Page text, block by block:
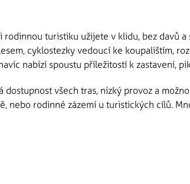
rodinnou turistiku užijete v klidu, bez davů
cyklostezky vedoucí ke koupalištím,
nabízí spoustu příležitostí k zastavení,
dostupnost všech tras, nízký provoz a
nebo rodinné zázemí u turistických cílů.